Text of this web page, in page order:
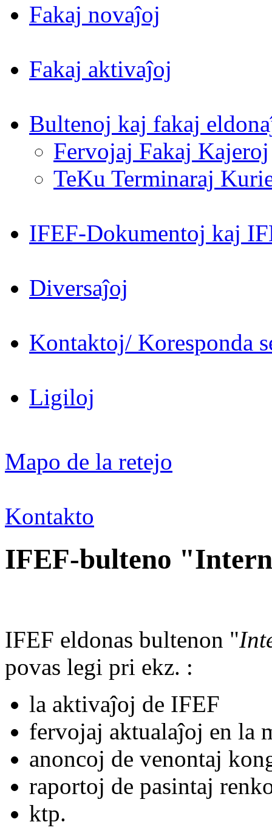
Fakaj novaĵoj
Fakaj aktivaĵoj
Bultenoj kaj fakaj
Fervojaj Fakaj Kajeroj
TeKu Terminaraj
IFEF-Dokumentoj kaj
Diversaĵoj
Kontaktoj/ Koresponda
Ligiloj
Mapo de la retejo
Kontakto
IFEF-bulteno
IFEF eldonas bultenon "
povas legi pri ekz. :
la aktivaĵoj de IFEF
fervojaj aktualaĵoj en la
anoncoj de venontaj
raportoj de pasintaj
ktp.